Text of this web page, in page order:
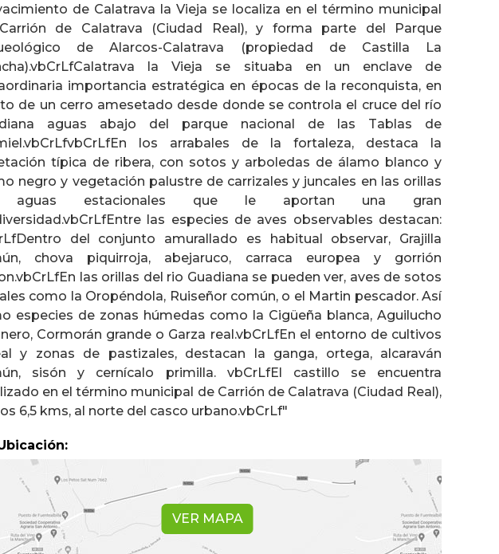
de Calatrava la Vieja se localiza en el término municipal
de Calatrava (Ciudad Real), y forma parte del Parque
de Alarcos-Calatrava (propiedad de Castilla La
la Vieja se situaba en un enclave de
importancia estratégica en épocas de la reconquista, en
de un cerro amesetado desde donde se controla el cruce del río
aguas abajo del parque nacional de las Tablas de
los arrabales de la fortaleza, destaca la
típica de ribera, con sotos y arboledas de álamo blanco y
negro y vegetación palustre de carrizales y juncales en las orillas
aguas estacionales que le aportan una gran
las especies de aves observables destacan:
del conjunto amurallado es habitual observar, Grajilla
chova piquirroja, abejaruco, carraca europea y gorrión
las orillas del rio Guadiana se pueden ver, aves de sotos
como la Oropéndola, Ruiseñor común, o el Martin pescador. Así
especies de zonas húmedas como la Cigüeña blanca, Aguilucho
Cormorán grande o Garza real.vbCrLfEn el entorno de cultivos
y zonas de pastizales, destacan la ganga, ortega, alcaraván
sisón y cernícalo primilla. vbCrLfEl castillo se encuentra
en el término municipal de Carrión de Calatrava (Ciudad Real),
6,5 kms, al norte del casco urbano.vbCrLf"
VER MAPA